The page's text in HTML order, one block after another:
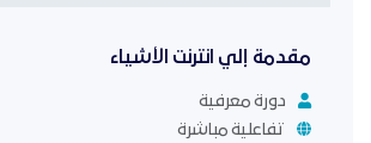
مقدمة إلي انترنت الأشياء
دورة معرفية
تفاعلية مباشرة